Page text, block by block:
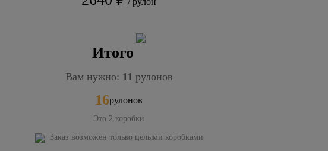
Итого
Вам нужно: 11 рулонов
16рулонов
Это 2 коробки
Заказ возможен только целыми коробками